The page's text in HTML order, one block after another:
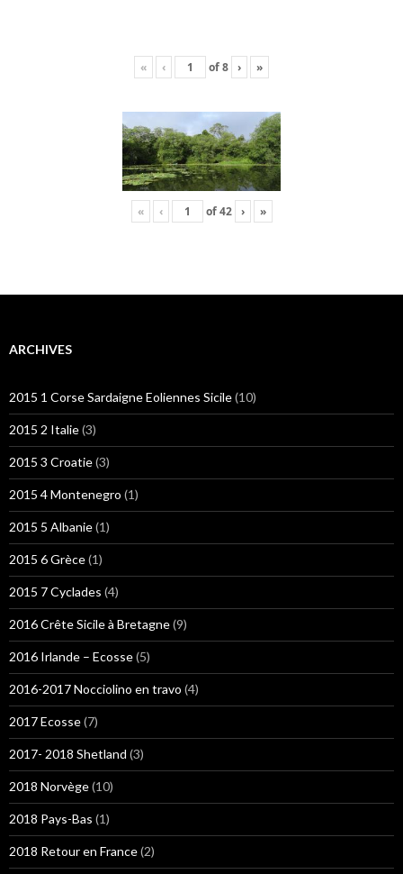
« ‹ of8 › »
« ‹ of42 › »
ARCHIVES
2015 1 Corse Sardaigne Eoliennes Sicile(10)
2015 2 Italie(3)
2015 3 Croatie(3)
2015 4 Montenegro (1)
2015 5 Albanie(1)
2015 6 Grèce(1)
2015 7 Cyclades (4)
2016 Crête Sicile à Bretagne(9)
2016 Irlande – Ecosse(5)
2016-2017 Nocciolino en travo (4)
2017 Ecosse(7)
2017- 2018 Shetland (3)
2018 Norvège(10)
2018 Pays-Bas (1)
2018 Retour en France(2)